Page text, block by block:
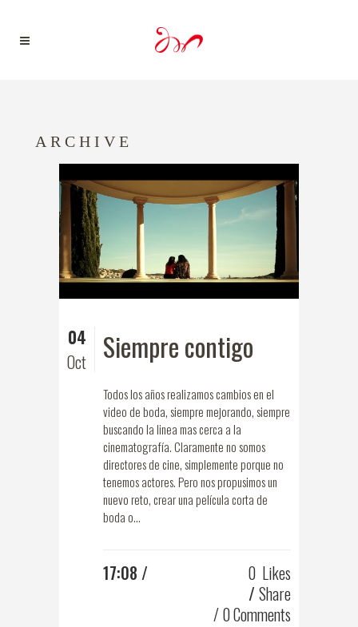
ARCHIVE
04
Oct Siempre contigo
Todos los años realizamos cambios en el
video de boda, siempre mejorando, siempre
buscando la linea mas cerca a la
cinematografía. Claramente no somos
directores de cine, simplemente porque no
tenemos actores. Pero nos propusimos un
nuevo reto, crear una película corta de
boda o...
17:08 / 0 Likes
Share
0 Comments